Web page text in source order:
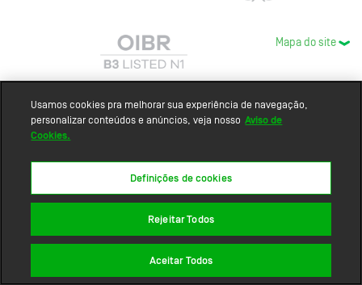
Mapa do site
Usamos cookies pra melhorar sua experiência de navegação,
personalizar conteúdos e anúncios, veja nosso Aviso de
Cookies.
Definições de cookies
Rejeitar Todos
Aceitar Todos